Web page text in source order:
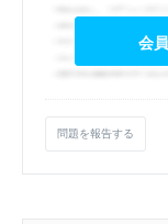
会
問題を報告する